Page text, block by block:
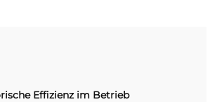
Effizienz im Betrieb